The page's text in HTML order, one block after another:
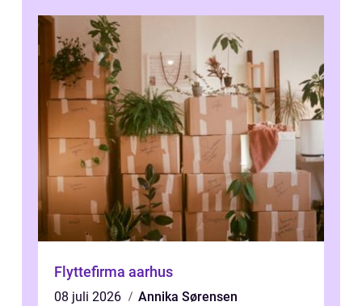
Flyttefirma aarhus
08 juli 2026
Annika Sørensen